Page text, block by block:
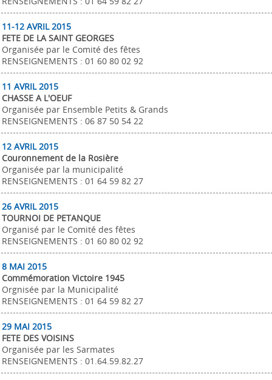
11-12 AVRIL 2015
FETE DE LA SAINT GEORGES
Organisée par le Comité des fêtes
RENSEIGNEMENTS : 01 60 80 02 92
11 AVRIL 2015
CHASSE A L'OEUF
Organisée par Ensemble Petits & Grands
RENSEIGNEMENTS : 06 87 50 54 22
12 AVRIL 2015
Couronnement de la Rosière
Organisée par la municipalité
RENSEIGNEMENTS : 01 64 59 82 27
26 AVRIL 2015
TOURNOI DE PETANQUE
Organisé par le Comité des fêtes
RENSEIGNEMENTS : 01 60 80 02 92
8 MAI 2015
Commémoration Victoire 1945
Orgnisée par la Municipalité
RENSEIGNEMENTS : 01 64 59 82 27
29 MAI 2015
FETE DES VOISINS
Organisée par les Sarmates
RENSEIGNEMENTS : 01.64.59.82.27